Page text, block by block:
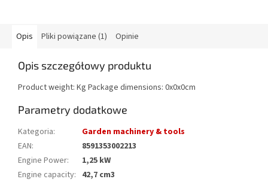
Opis Pliki powiązane (1) Opinie
Opis szczegółowy produktu
Product weight: Kg Package dimensions: 0x0x0cm
Parametry dodatkowe
Kategoria:
Garden machinery & tools
EAN:
8591353002213
Engine Power:
1,25 kW
Engine capacity: 42,7 cm3